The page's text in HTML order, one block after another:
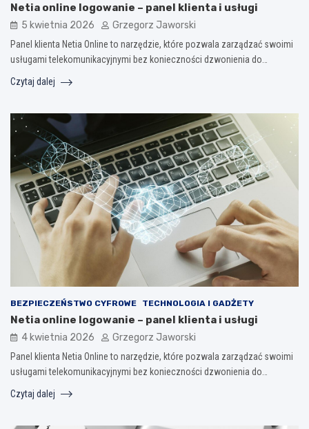
Netia online logowanie – panel klienta i usługi
5 kwietnia 2026 Grzegorz Jaworski
Panel klienta Netia Online to narzędzie, które pozwala zarządzać swoimi
usługami telekomunikacyjnymi bez konieczności dzwonienia do…
Czytaj dalej
BEZPIECZEŃSTWO CYFROWE TECHNOLOGIA I GADŻETY
Netia online logowanie – panel klienta i usługi
4 kwietnia 2026 Grzegorz Jaworski
Panel klienta Netia Online to narzędzie, które pozwala zarządzać swoimi
usługami telekomunikacyjnymi bez konieczności dzwonienia do…
Czytaj dalej